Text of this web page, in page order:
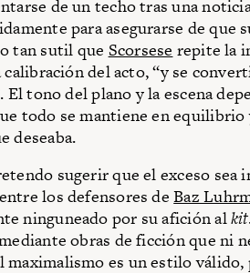
de un techo tras una
para asegurarse de que
tan sutil que Scorsese repite la
calibración del acto, “y se
tono del plano y la escena
todo se mantiene en
deseaba.
sugerir que el exceso sea
los defensores deBaz
ninguneado por su afición al
obras de ficción que ni
maximalismo es un estilo